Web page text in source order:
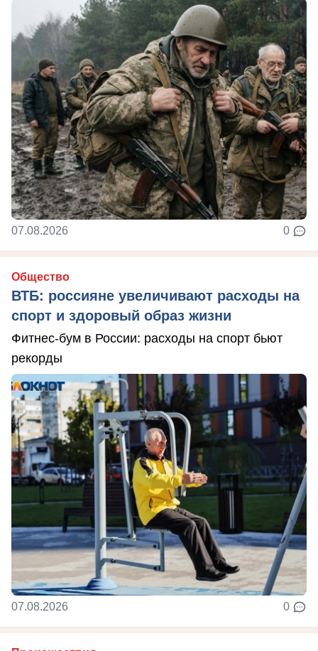
07.08.2026 0
Общество
ВТБ: россияне увеличивают расходы на
спорт и здоровый образ жизни
Фитнес-бум в России: расходы на спорт бьют
рекорды
07.08.2026 0